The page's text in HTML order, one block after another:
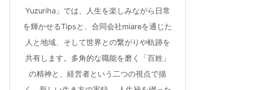
Yuzuriha」では、人生を楽しみながら日常
を輝かせるTipsと、合同会社miareを通じた
人と地域、そして世界との繋がりや軌跡を
共有します。多角的な職能を磨く「百姓」
の精神と、経営者という二つの視点で描